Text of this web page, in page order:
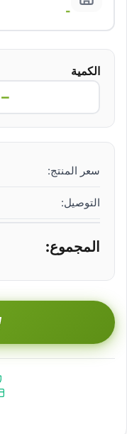
-
الكمية
−
سعر المنتج:
التوصيل:
المجموع: